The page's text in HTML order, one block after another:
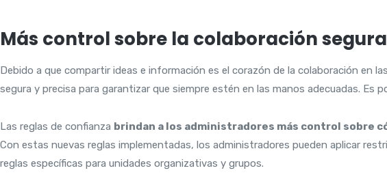
Más control sobre la colaboración
Debido a que compartir ideas e información es el corazón de la colaboración en
segura y precisa para garantizar que siempre estén en las manos adecuadas. Es
Las reglas de confianza brindan a los administradores más control sobre
Con estas nuevas reglas implementadas, los administradores pueden aplicar
reglas específicas para unidades organizativas y grupos.